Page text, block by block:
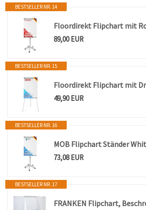
BESTSELLER NR. 14
89,00 EUR
BESTSELLER NR. 15
49,90 EUR
BESTSELLER NR. 16
73,08 EUR
BESTSELLER NR. 17